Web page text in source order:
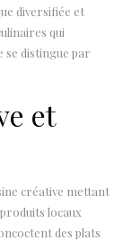
diversifiée et
qui
se distingue par
et
créative mettant
locaux
des plats